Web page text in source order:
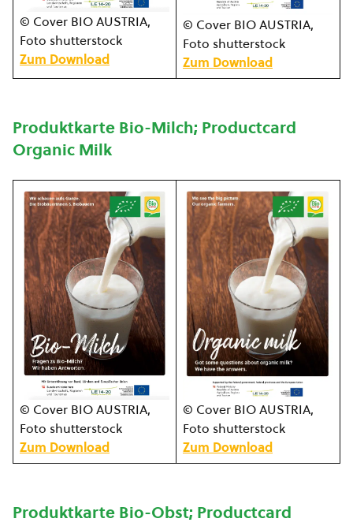
© Cover BIO AUSTRIA,
Foto shutterstock
Zum Download
© Cover BIO AUSTRIA,
Foto shutterstock
Zum Download
Produktkarte Bio-Milch; Productcard
Organic Milk
© Cover BIO AUSTRIA,
Foto shutterstock
Zum Download
© Cover BIO AUSTRIA,
Foto shutterstock
Zum Download
Produktkarte Bio-Obst; Productcard